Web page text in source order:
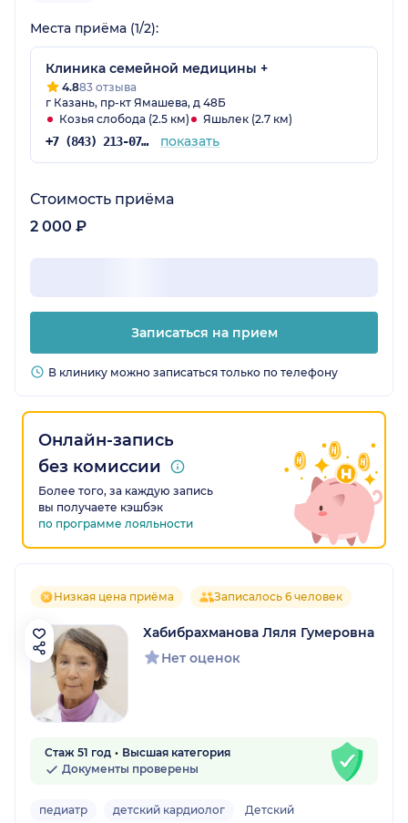
Места приёма (1/2):
Клиника семейной медицины +
4.883 отзыва
г Казань, пр-кт Ямашева, д 48Б
Козья слобода (2.5 км)
Яшьлек (2.7 км)
+7 (843) 213-07-53 показать
Стоимость приёма
2 000 ₽
Записаться на прием
В клинику можно записаться только по телефону
Онлайн-запись
без комиссии
Более того, за каждую запись
вы получаете кэшбэк
по программе лояльности
Низкая цена приёма Записалось 6 человек
Хабибрахманова Ляля Гумеровна
Нет оценок
Стаж 51 год
Высшая категория
Документы проверены
педиатр детский кардиолог Детский